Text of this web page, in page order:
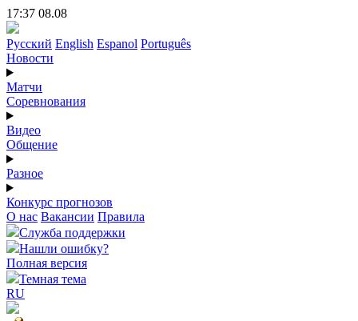
17:37 08.08
Русский English Espanol Português
Новости
Матчи
Соревнования
Видео
Общение
Разное
Конкурс прогнозов
О нас Вакансии Правила
Служба поддержки
Нашли ошибку?
Полная версия
Темная тема
RU